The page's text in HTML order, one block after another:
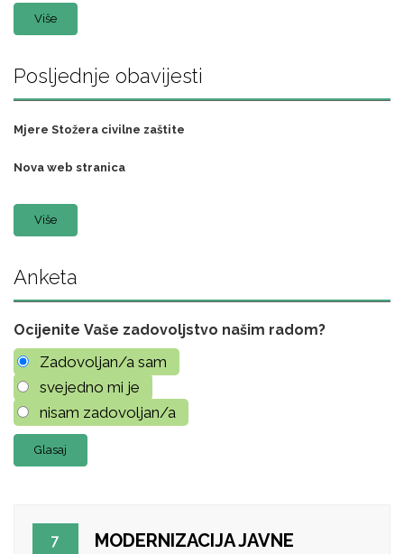
Više
Posljednje obavijesti
Mjere Stožera civilne zaštite
Nova web stranica
Više
Anketa
Ocijenite Vaše zadovoljstvo našim radom?
Zadovoljan/a sam
svejedno mi je
nisam zadovoljan/a
7
MODERNIZACIJA JAVNE